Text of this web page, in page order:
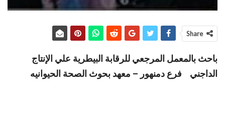
Share
باحث بالمعمل المرجعي للرقابة البيطرية علي الإنتاج
الداجني فرع دمنهور – معهد بحوث الصحة الحيوانيه